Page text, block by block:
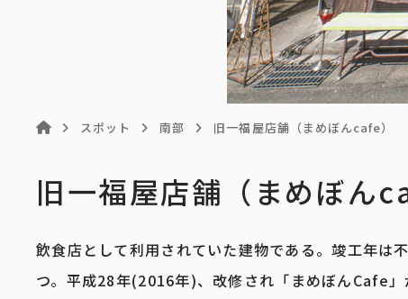
スポット 南部 旧一福屋店舗（まめぼんcafe）
旧一福屋店舗（まめぼん
飲食店として利用されていた建物である。竣工年は
つ。平成28年(2016年)、改修され「まめぼんCafe